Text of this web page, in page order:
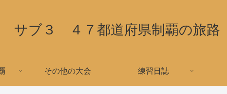
サブ３ ４７都道府県制覇の旅路
その他の大会 練習日誌